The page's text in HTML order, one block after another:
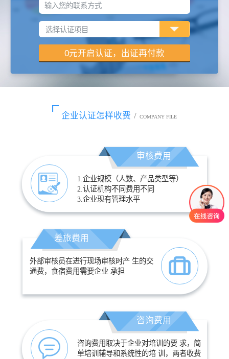
输入您的联系方式
企业认证怎样收费 / COMPANY FILE
审核费用
1.企业规模（人数、产品类型等）
2.认证机构不同费用不同
3.企业现有管理水平
差旅费用
外部审核员在进行现场审核时产 生的交
通费，食宿费用需要企业 承担
咨询费用
咨询费用取决于企业对培训的要 求，简
单培训辅导和系统性的培 训，两者收费